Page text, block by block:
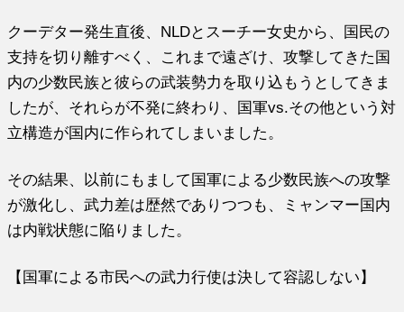
クーデター発生直後、NLDとスーチー女史から、国民の
支持を切り離すべく、これまで遠ざけ、攻撃してきた国
内の少数民族と彼らの武装勢力を取り込もうとしてきま
したが、それらが不発に終わり、国軍vs.その他という対
立構造が国内に作られてしまいました。
その結果、以前にもまして国軍による少数民族への攻撃
が激化し、武力差は歴然でありつつも、ミャンマー国内
は内戦状態に陥りました。
【国軍による市民への武力行使は決して容認しない】